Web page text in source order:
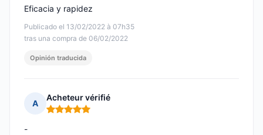
Publicado el 13/02/2022 à 07h35
tras una compra de 06/02/2022
Eficacia y rapidez
Opinión traducida
A
Acheteur vérifié
Nota: 5 de 5
-